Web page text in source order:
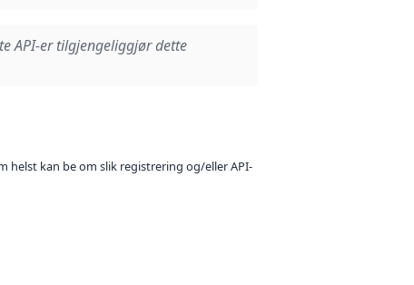
API-er tilgjengeliggjør dette
helst kan be om slik registrering og/eller API-